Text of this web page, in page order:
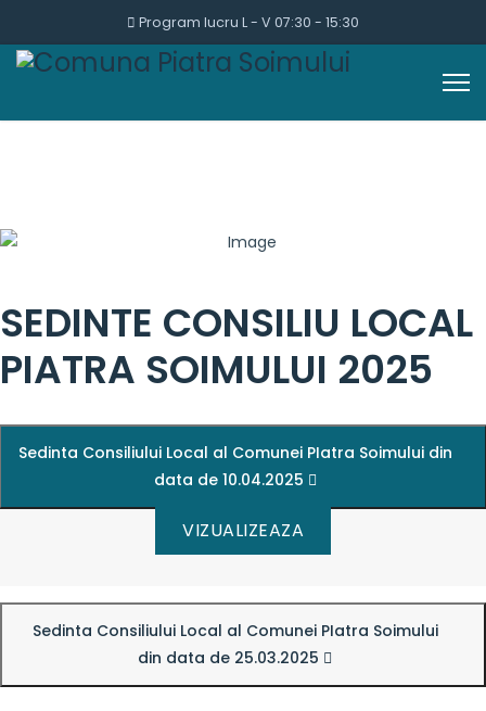
Program lucru L - V 07:30 - 15:30
SEDINTE CONSILIU LOCAL
PIATRA SOIMULUI 2025
Sedinta Consiliului Local al Comunei PIatra Soimului din
data de 10.04.2025
VIZUALIZEAZA
Sedinta Consiliului Local al Comunei PIatra Soimului
din data de 25.03.2025